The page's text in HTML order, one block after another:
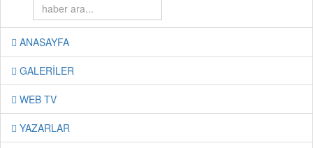
ANASAYFA
GALERİLER
WEB TV
YAZARLAR